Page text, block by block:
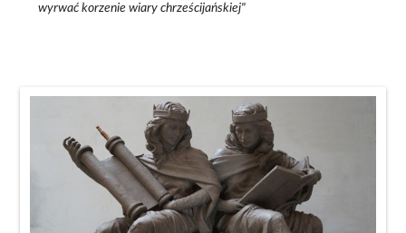
wyrwać korzenie wiary chrześcijańskiej"